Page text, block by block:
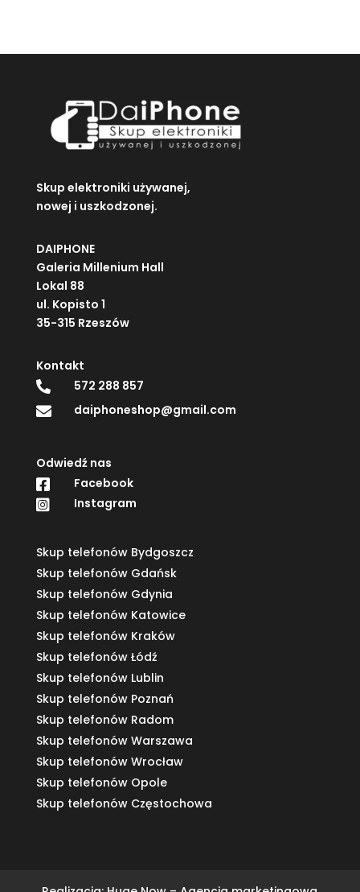
Skup elektroniki używanej,
nowej i uszkodzonej.
DAIPHONE
Galeria Millenium Hall
Lokal 88
ul. Kopisto 1
35-315 Rzeszów
Kontakt
 572 288 857
 daiphoneshop@gmail.com
Odwiedź nas
 Facebook
 Instagram
Skup telefonów Bydgoszcz
Skup telefonów Gdańsk
Skup telefonów Gdynia
Skup telefonów Katowice
Skup telefonów Kraków
Skup telefonów Łódź
Skup telefonów Lublin
Skup telefonów Poznań
Skup telefonów Radom
Skup telefonów Warszawa
Skup telefonów Wrocław
Skup telefonów Opole
Skup telefonów Częstochowa